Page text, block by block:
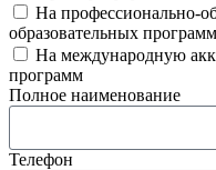
На профессионально-
образовательных программ
На международную
программ
Полное наименование
Телефон